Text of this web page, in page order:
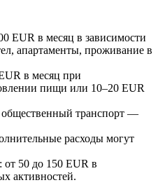
EUR в месяц в зависимости
апартаменты, проживание в
в месяц при
пищи или 10–20 EUR
общественный транспорт —
расходы могут
от 50 до 150 EUR в
активностей.